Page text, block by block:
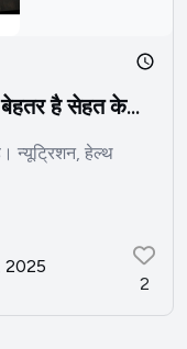
है सेहत के...
न्यूट्रिशन, हेल्थ
2025
2